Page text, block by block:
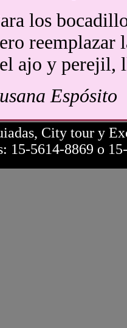
los
reemplazar
ajo y perejil,
Espósito
City tour y
15-5614-8869 o